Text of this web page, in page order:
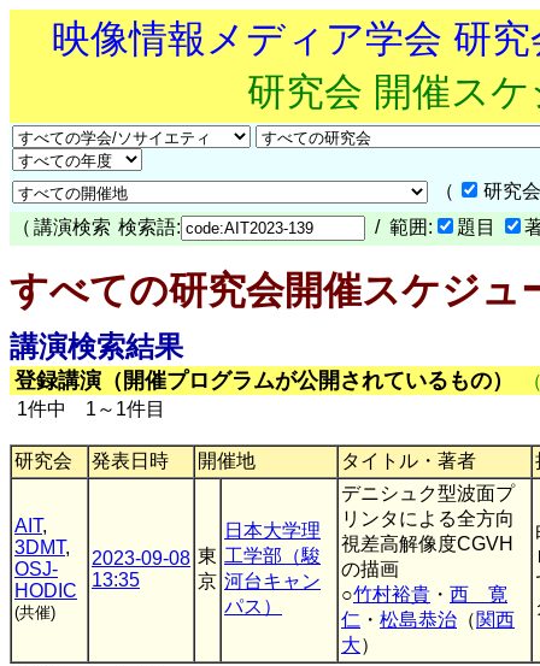
映像情報メディア学会 研
研究会 開催ス
（
研究
（ 講演検索 検索語: / 範囲: 題目
すべての研究会開催スケジュ
講演検索結果
登録講演（開催プログラムが公開されているもの）
1件中 1～1件目
研究会 発表日時 開催地 タイトル・著者
AIT,
3DMT,
OSJ-
HODIC
(共催)
2023-09-08
13:35
東
京
日本大学理
工学部（駿
河台キャン
パス）
デニシュク型波面プ
リンタによる全方向
視差高解像度CGVH
の描画
○竹村裕貴 ・ 西 寛
仁 ・ 松島恭治 （関西
大）